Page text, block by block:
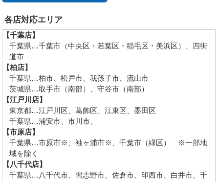
各店対応エリア
【千葉店】
千葉県…千葉市（中央区・若葉区・稲毛区・美浜区）、四街
道市
【柏店】
千葉県…柏市、松戸市、我孫子市、流山市
茨城県…取手市（南部）、守谷市（南部）
【江戸川店】
東京都…江戸川区、葛飾区、江東区、墨田区
千葉県…浦安市、市川市、
【市原店】
千葉県…市原市※、袖ヶ浦市※、千葉市（緑区） ※一部地
域を除く
【八千代店】
千葉県…八千代市、習志野市、佐倉市、印西市、白井市、千